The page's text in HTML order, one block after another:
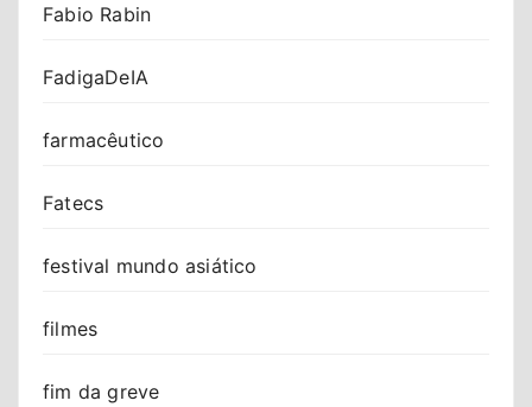
Fabio Rabin
FadigaDeIA
farmacêutico
Fatecs
festival mundo asiático
filmes
fim da greve